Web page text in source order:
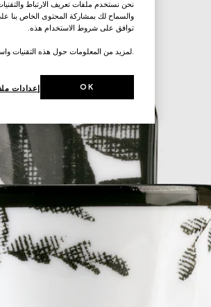
نحن نستخدم ملفات تعريف الارتباط
والسماح لك بمشاركة المحتوى الخاص بنا
توافق على شروط الاستخدام هذه.
.لمزيد من المعلومات حول هذه التقنيات
إعدادات OK